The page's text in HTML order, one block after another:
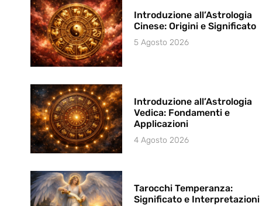
Introduzione all’Astrologia
Cinese: Origini e Significato
5 Agosto 2026
Introduzione all’Astrologia
Vedica: Fondamenti e
Applicazioni
4 Agosto 2026
Tarocchi Temperanza:
Significato e Interpretazioni